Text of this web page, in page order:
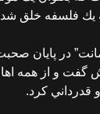
يك فلسفه خلق
گفت و از همه
قدرداني كرد.